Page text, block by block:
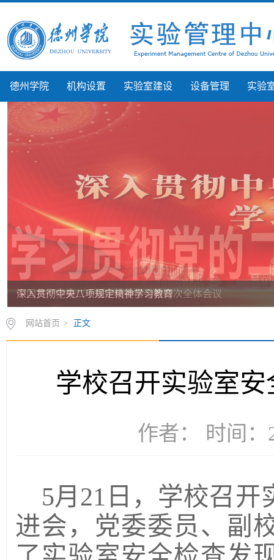
德州学院 机构设置 实验室建设 设备管理 实验
深入贯彻中央八项规定精神学习教育
网站首页 > 正文
学校召开实验室
作者： 时间：
5月21日，学校召
进会，党委委员、副